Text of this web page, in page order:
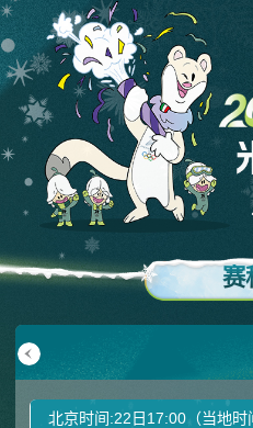
赛
17日
周三
北京时间:22日17:00（当地时